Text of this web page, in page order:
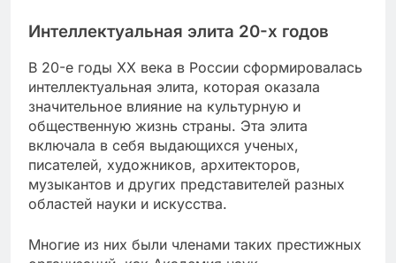
Интеллектуальная элита 20-х годов
В 20-е годы XX века в России сформировалась
интеллектуальная элита, которая оказала
значительное влияние на культурную и
общественную жизнь страны. Эта элита
включала в себя выдающихся ученых,
писателей, художников, архитекторов,
музыкантов и других представителей разных
областей науки и искусства.
Многие из них были членами таких престижных